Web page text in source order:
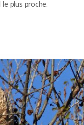
plus proche.